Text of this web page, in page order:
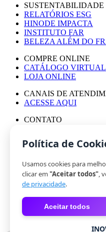
SUSTENTABILIDADE
RELATÓRIOS ESG
HINODE IMPACTA
INSTITUTO FAR
BELEZA ALÉM DO
COMPRE ONLINE
CATÁLOGO VIRTUAL
LOJA ONLINE
CANAIS DE
ACESSE AQUI
CONTATO
© HINODE GROUP
|
CÓDIGO DE ÉTICA
|
POLÍTICA DE
|
Política de
Usamos cookies para
clicar em "Aceitar todos",
de privacidade.
Aceitar todos